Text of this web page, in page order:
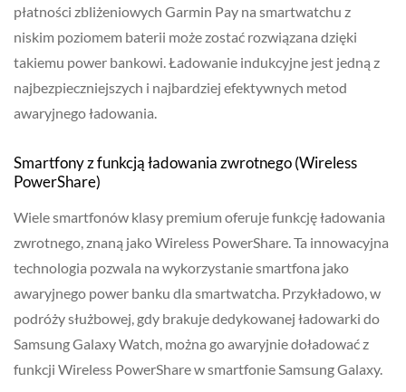
płatności zbliżeniowych Garmin Pay na smartwatchu z
niskim poziomem baterii może zostać rozwiązana dzięki
takiemu power bankowi. Ładowanie indukcyjne jest jedną z
najbezpieczniejszych i najbardziej efektywnych metod
awaryjnego ładowania.
Smartfony z funkcją ładowania zwrotnego (Wireless
PowerShare)
Wiele smartfonów klasy premium oferuje funkcję ładowania
zwrotnego, znaną jako Wireless PowerShare. Ta innowacyjna
technologia pozwala na wykorzystanie smartfona jako
awaryjnego power banku dla smartwatcha. Przykładowo, w
podróży służbowej, gdy brakuje dedykowanej ładowarki do
Samsung Galaxy Watch, można go awaryjnie doładować z
funkcji Wireless PowerShare w smartfonie Samsung Galaxy.